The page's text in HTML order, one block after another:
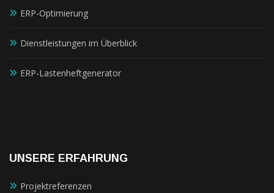
ERP-Optimierung
Dienstleistungen im Überblick
ERP-Lastenheftgenerator
UNSERE ERFAHRUNG
Projektreferenzen